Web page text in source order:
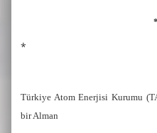
*
Türkiye Atom Enerjisi Kurumu
bir Alman